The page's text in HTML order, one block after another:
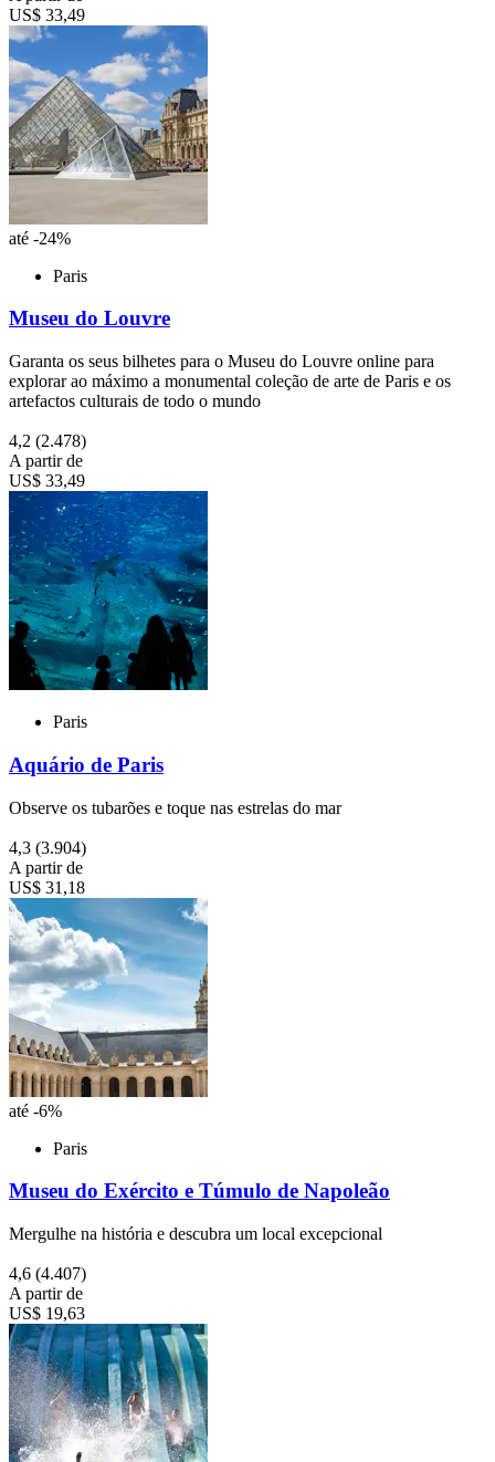
US$ 33,49
até -24%
Paris
Museu do Louvre
Garanta os seus bilhetes para o Museu do Louvre online para
explorar ao máximo a monumental coleção de arte de Paris e os
artefactos culturais de todo o mundo
4,2 (2.478)
A partir de
US$ 33,49
Paris
Aquário de Paris
Observe os tubarões e toque nas estrelas do mar
4,3 (3.904)
A partir de
US$ 31,18
até -6%
Paris
Museu do Exército e Túmulo de Napoleão
Mergulhe na história e descubra um local excepcional
4,6 (4.407)
A partir de
US$ 19,63